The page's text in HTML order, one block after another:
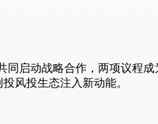
同启动战略合作，两项议程
风投生态注入新动能。